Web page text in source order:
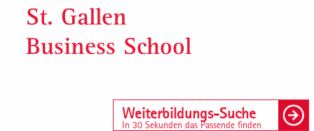
St. Gallen
Business School
Weiterbildungs-Suche
In 30 Sekunden das Passende finden